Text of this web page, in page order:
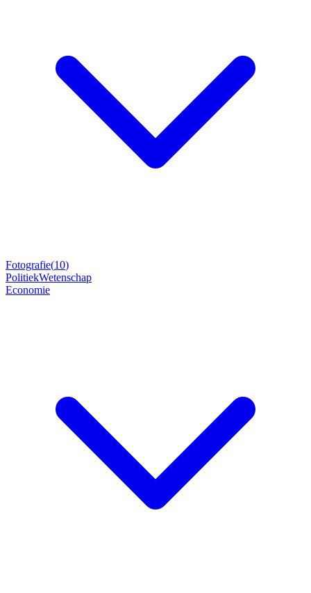
Fotografie(10)
PolitiekWetenschap
Economie